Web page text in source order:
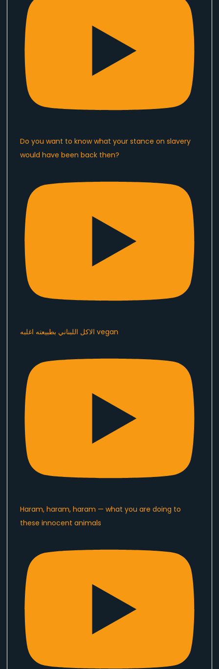
Do you want to know what your stance on slavery
would have been back then?
الاكل اللبناني بطبيعته اغلبه vegan
Haram, haram, haram — what you are doing to
these innocent animals